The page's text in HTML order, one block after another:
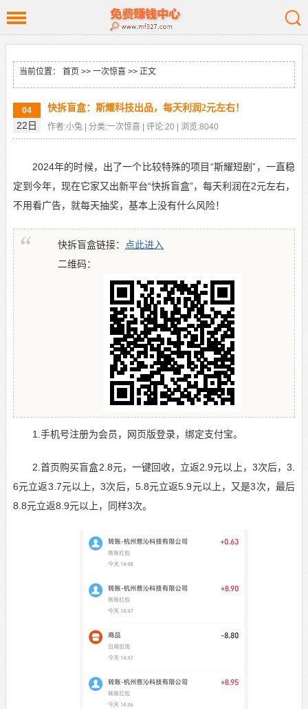
当前位置： 首页 >> 一次惊喜 >> 正文
04
22日
快拆盲盒：斯耀科技出品，每天利润2元左右！
作者:小兔 | 分类:一次惊喜 | 评论:20 | 浏览:8040
2024年的时候，出了一个比较特殊的项目“斯耀短剧”，一直稳
定到今年，现在它家又出新平台“快拆盲盒”，每天利润在2元左右，
不用看广告，就每天抽奖，基本上没有什么风险！
快拆盲盒链接：
点此进入
二维码：
1.手机号注册为会员，网页版登录，绑定支付宝。
2.首页购买盲盒2.8元，一键回收，立返2.9元以上，3次后，3.
6元立返3.7元以上，3次后，5.8元立返5.9元以上，又是3次，最后
8.8元立返8.9元以上，同样3次。